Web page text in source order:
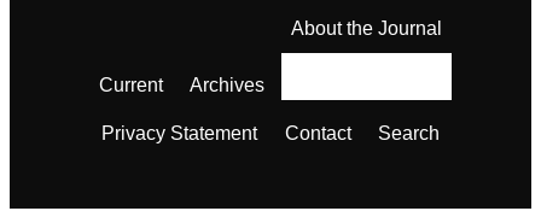
Current Archives
About the Journal
Privacy Statement Contact Search